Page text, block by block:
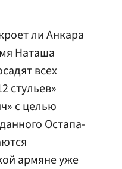
ли Анкара
Наташа
всех
стульев»
с целью
Остапа-
армяне уже